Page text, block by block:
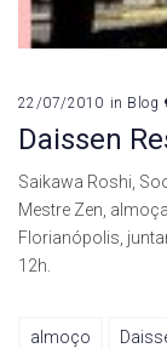
22/07/2010 in Blog
Daissen
Saikawa Roshi,
Mestre Zen,
Florianópolis,
12h.
almoço